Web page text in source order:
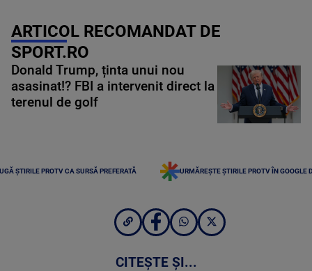
ARTICOL RECOMANDAT DE
SPORT.RO
Donald Trump, ținta unui nou
asasinat!? FBI a intervenit direct la
terenul de golf
ȘTIRILE PROTV CA SURSĂ PREFERATĂ URMĂREȘTE ȘTIRILE PROTV ÎN GOOGLE
CITEȘTE ȘI...